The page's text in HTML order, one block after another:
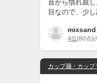
昔から慣れ親
目なので、少
mixsand
4位(80点)
カップ麺・カッ